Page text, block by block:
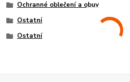
Ochranné oblečení a obuv
Ostatní
Ostatní